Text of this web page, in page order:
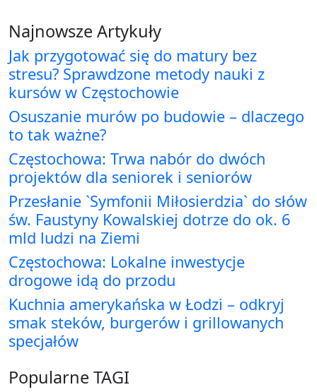
Najnowsze Artykuły
Jak przygotować się do matury bez
stresu? Sprawdzone metody nauki z
kursów w Częstochowie
Osuszanie murów po budowie – dlaczego
to tak ważne?
Częstochowa: Trwa nabór do dwóch
projektów dla seniorek i seniorów
Przesłanie `Symfonii Miłosierdzia` do słów
św. Faustyny Kowalskiej dotrze do ok. 6
mld ludzi na Ziemi
Częstochowa: Lokalne inwestycje
drogowe idą do przodu
Kuchnia amerykańska w Łodzi – odkryj
smak steków, burgerów i grillowanych
specjałów
Popularne TAGI